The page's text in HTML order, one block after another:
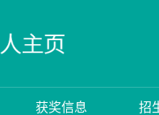
获奖信息 招